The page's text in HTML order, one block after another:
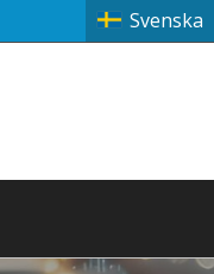
Svenska